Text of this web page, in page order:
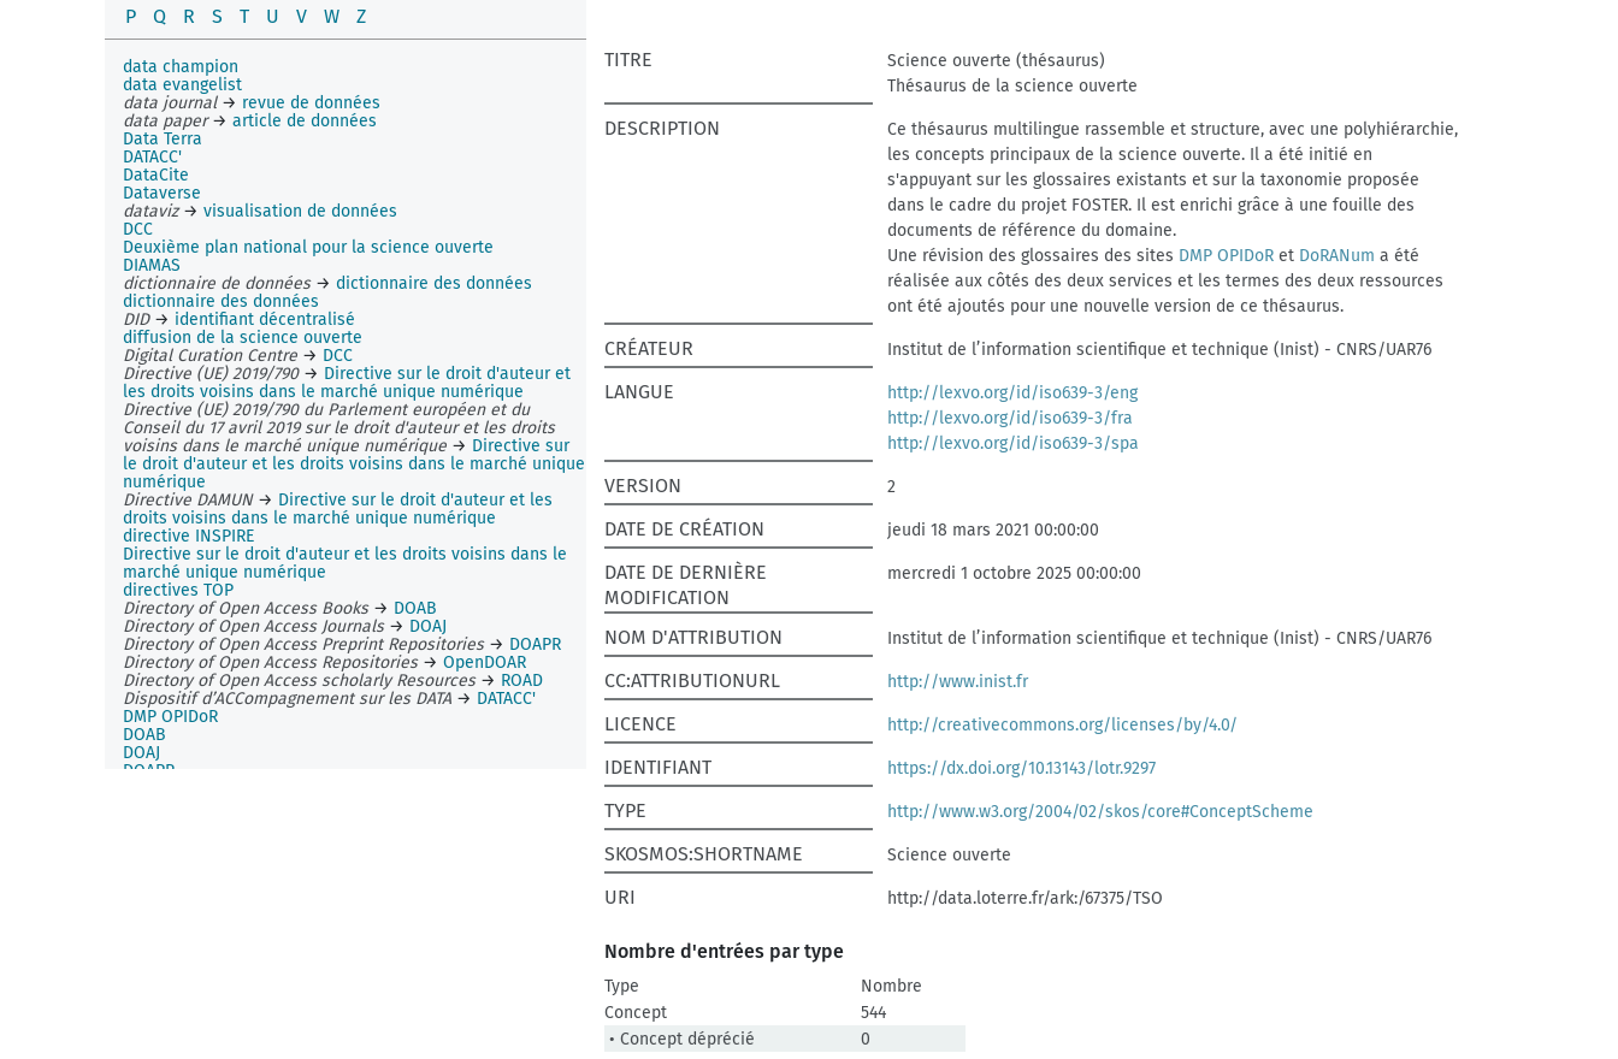
P
Q R S T U V W Z
data champion
data evangelist
data journal→ revue de données
data paper→ article de données
Data Terra
DATACC'
DataCite
Dataverse
dataviz→ visualisation de données
DCC
Deuxième plan national pour la science ouverte
DIAMAS
dictionnaire de données→ dictionnaire des données
dictionnaire des données
DID→ identifiant décentralisé
diffusion de la science ouverte
Digital Curation Centre → DCC
Directive (UE) 2019/790→ Directive sur le droit d'auteur et
les droits voisins dans le marché unique numérique
Directive (UE) 2019/790 du Parlement européen et du
Conseil du 17 avril 2019 sur le droit d'auteur et les droits
voisins dans le marché unique numérique → Directive sur
le droit d'auteur et les droits voisins dans le marché unique
numérique
Directive DAMUN→ Directive sur le droit d'auteur et les
droits voisins dans le marché unique numérique
directive INSPIRE
Directive sur le droit d'auteur et les droits voisins dans le
marché unique numérique
directives TOP
Directory of Open Access Books→ DOAB
Directory of Open Access Journals→ DOAJ
Directory of Open Access Preprint Repositories→ DOAPR
Directory of Open Access Repositories→ OpenDOAR
Directory of Open Access scholarly Resources→ ROAD
Dispositif d’ACCompagnement sur les DATA → DATACC'
DMP OPIDoR
DOAB
DOAJ
DOAPR
TITRE
Science ouverte (thésaurus)
Thésaurus de la science ouverte
DESCRIPTION
Ce thésaurus multilingue rassemble et structure, avec une polyhiérarchie,
les concepts principaux de la science ouverte. Il a été initié en
s'appuyant sur les glossaires existants et sur la taxonomie proposée
dans le cadre du projet FOSTER. Il est enrichi grâce à une fouille des
documents de référence du domaine.
Une révision des glossaires des sites DMP OPIDoR et DoRANum a été
réalisée aux côtés des deux services et les termes des deux ressources
ont été ajoutés pour une nouvelle version de ce thésaurus.
CRÉATEUR Institut de l’information scientifique et technique (Inist) - CNRS/UAR76
LANGUE
http://lexvo.org/id/iso639-3/eng
http://lexvo.org/id/iso639-3/fra
http://lexvo.org/id/iso639-3/spa
VERSION 2
DATE DE CRÉATION jeudi 18 mars 2021 00:00:00
DATE DE DERNIÈRE
MODIFICATION
mercredi 1 octobre 2025 00:00:00
NOM D'ATTRIBUTION Institut de l’information scientifique et technique (Inist) - CNRS/UAR76
CC:ATTRIBUTIONURL http://www.inist.fr
LICENCE http://creativecommons.org/licenses/by/4.0/
IDENTIFIANT https://dx.doi.org/10.13143/lotr.9297
TYPE http://www.w3.org/2004/02/skos/core#ConceptScheme
SKOSMOS:SHORTNAME Science ouverte
URI http://data.loterre.fr/ark:/67375/TSO
Nombre d'entrées par type
Type
Nombre
Concept
544
• Concept déprécié
0